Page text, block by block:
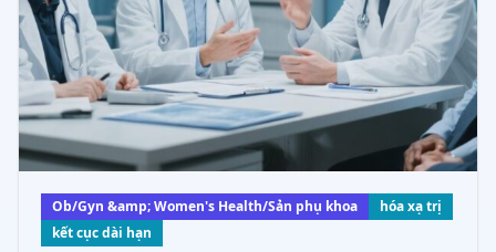
Ob/Gyn &amp; Women's Health/Sản phụ khoa
hóa xạ trị
kết cục dài hạn